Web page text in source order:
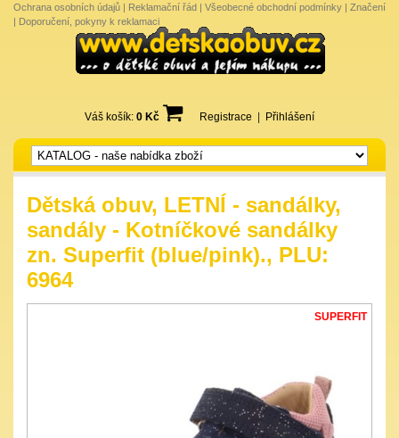
Ochrana osobních údajů | Reklamační řád | Všeobecné obchodní podmínky | Značení
| Doporučení, pokyny k reklamaci
Váš košík: 0 Kč Registrace Přihlášení
Dětská obuv, LETNÍ - sandálky,
sandály - Kotníčkové sandálky
zn. Superfit (blue/pink)., PLU:
6964
SUPERFIT